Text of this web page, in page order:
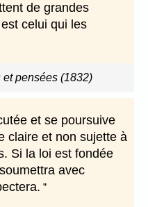
de grandes
celui qui les
et pensées (1832)
et se poursuive
claire et non sujette à
Si la loi est fondée
avec